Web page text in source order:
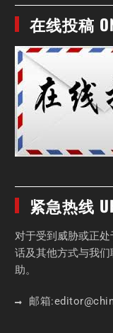
在线投稿
紧急热线
对于受到威胁或正
话及其他方式与我
助。
邮箱:editor